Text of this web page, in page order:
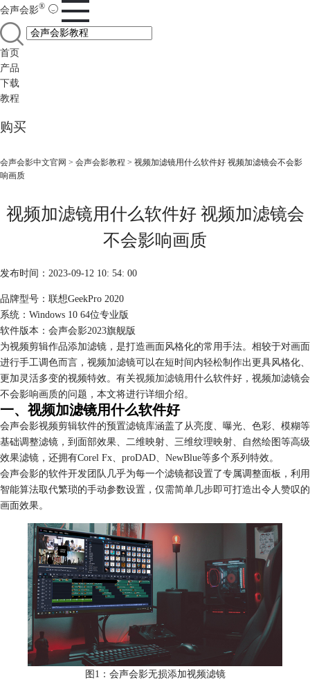
会声会影®
首页
产品
下载
教程
购买
会声会影中文官网 > 会声会影教程 > 视频加滤镜用什么软件好 视频加滤镜会不会影
响画质
视频加滤镜用什么软件好 视频加滤镜会
不会影响画质
发布时间：2023-09-12 10: 54: 00
品牌型号：联想GeekPro 2020
系统：Windows 10 64位专业版
软件版本：会声会影2023旗舰版
为视频剪辑作品添加滤镜，是打造画面风格化的常用手法。相较于对画面
进行手工调色而言，视频加滤镜可以在短时间内轻松制作出更具风格化、
更加灵活多变的视频特效。有关视频加滤镜用什么软件好，视频加滤镜会
不会影响画质的问题，本文将进行详细介绍。
一、视频加滤镜用什么软件好
会声会影视频剪辑软件的预置滤镜库涵盖了从亮度、曝光、色彩、模糊等
基础调整滤镜，到面部效果、二维映射、三维纹理映射、自然绘图等高级
效果滤镜，还拥有Corel Fx、proDAD、NewBlue等多个系列特效。
会声会影的软件开发团队几乎为每一个滤镜都设置了专属调整面板，利用
智能算法取代繁琐的手动参数设置，仅需简单几步即可打造出令人赞叹的
画面效果。
图1：会声会影无损添加视频滤镜